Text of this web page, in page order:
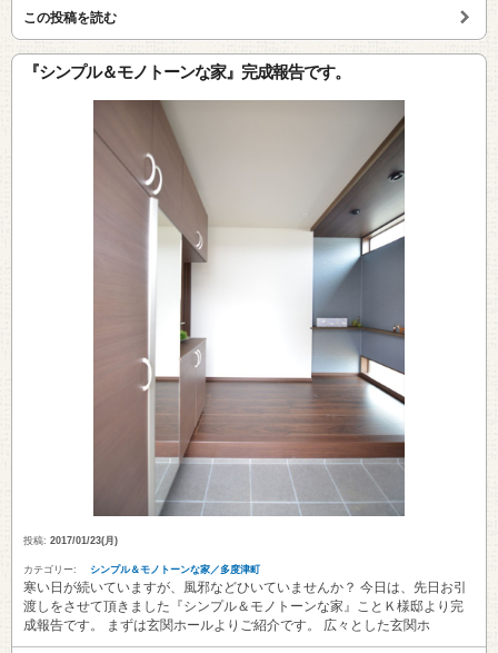
この投稿を読む
『シンプル＆モノトーンな家』完成報告です。
投稿: 2017/01/23(月)
カテゴリー: シンプル＆モノトーンな家／多度津町
寒い日が続いていますが、風邪などひいていませんか？ 今日は、先日お引
渡しをさせて頂きました『シンプル＆モノトーンな家』ことＫ様邸より完
成報告です。 まずは玄関ホールよりご紹介です。 広々とした玄関ホ